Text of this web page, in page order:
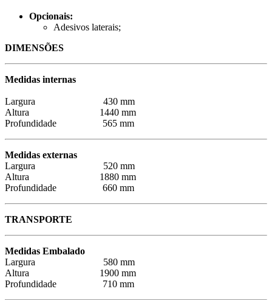
Opcionais:
Adesivos laterais;
DIMENSÕES
Medidas internas
Largura 430 mm
Altura 1440 mm
Profundidade 565 mm
Medidas externas
Largura 520 mm
Altura 1880 mm
Profundidade 660 mm
TRANSPORTE
Medidas Embalado
Largura 580 mm
Altura 1900 mm
Profundidade 710 mm